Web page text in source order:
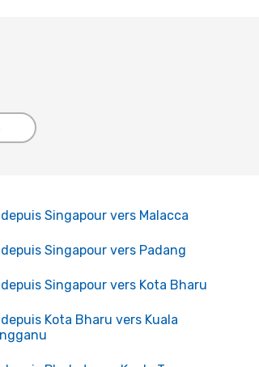
Singapour vers Malacca
Singapour vers Padang
Singapour vers Kota Bharu
Kota Bharu vers Kuala